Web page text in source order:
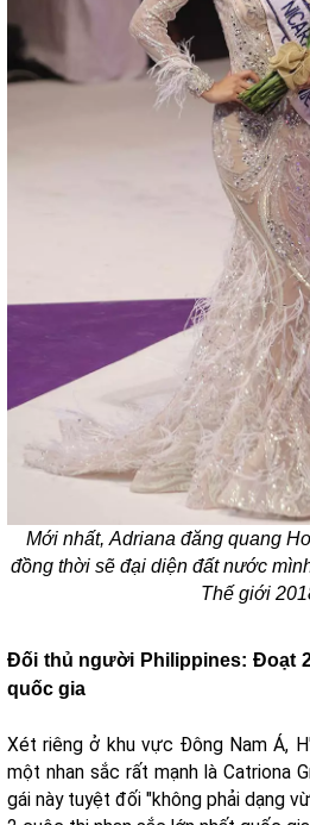
Mới nhất, Adriana đăng quang
đồng thời sẽ đại diện đất nước
Thế giới
Đối thủ người Philippines: Đoạt
quốc gia
Xét riêng ở khu vực Đông Nam Á,
một nhan sắc rất mạnh là Catriona
gái này tuyệt đối "không phải dạng